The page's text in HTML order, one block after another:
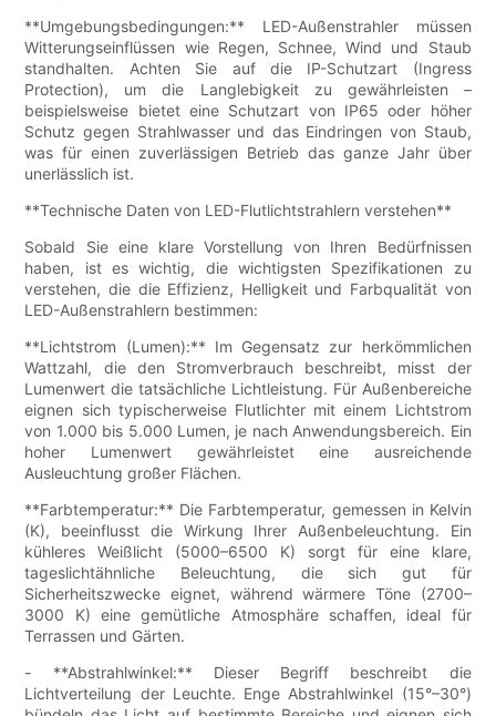
**Umgebungsbedingungen:** LED-Außenstrahler müssen
Witterungseinflüssen wie Regen, Schnee, Wind und Staub
standhalten. Achten Sie auf die IP-Schutzart (Ingress
Protection), um die Langlebigkeit zu gewährleisten –
beispielsweise bietet eine Schutzart von IP65 oder höher
Schutz gegen Strahlwasser und das Eindringen von Staub,
was für einen zuverlässigen Betrieb das ganze Jahr über
unerlässlich ist.
**Technische Daten von LED-Flutlichtstrahlern verstehen**
Sobald Sie eine klare Vorstellung von Ihren Bedürfnissen
haben, ist es wichtig, die wichtigsten Spezifikationen zu
verstehen, die die Effizienz, Helligkeit und Farbqualität von
LED-Außenstrahlern bestimmen:
**Lichtstrom (Lumen):** Im Gegensatz zur herkömmlichen
Wattzahl, die den Stromverbrauch beschreibt, misst der
Lumenwert die tatsächliche Lichtleistung. Für Außenbereiche
eignen sich typischerweise Flutlichter mit einem Lichtstrom
von 1.000 bis 5.000 Lumen, je nach Anwendungsbereich. Ein
hoher Lumenwert gewährleistet eine ausreichende
Ausleuchtung großer Flächen.
**Farbtemperatur:** Die Farbtemperatur, gemessen in Kelvin
(K), beeinflusst die Wirkung Ihrer Außenbeleuchtung. Ein
kühleres Weißlicht (5000–6500 K) sorgt für eine klare,
tageslichtähnliche Beleuchtung, die sich gut für
Sicherheitszwecke eignet, während wärmere Töne (2700–
3000 K) eine gemütliche Atmosphäre schaffen, ideal für
Terrassen und Gärten.
- **Abstrahlwinkel:** Dieser Begriff beschreibt die
Lichtverteilung der Leuchte. Enge Abstrahlwinkel (15°–30°)